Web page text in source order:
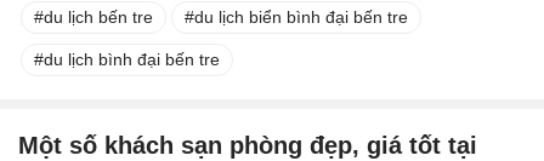
du lịch bến tre du lịch biển bình đại bến tre
du lịch bình đại bến tre
Một số khách sạn phòng đẹp, giá tốt tại